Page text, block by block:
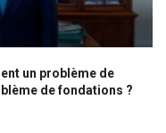
un problème de
de fondations ?